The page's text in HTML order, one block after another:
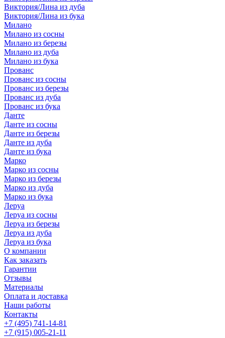
Виктория/Лина из дуба
Виктория/Лина из бука
Милано
Милано из сосны
Милано из березы
Милано из дуба
Милано из бука
Прованс
Прованс из сосны
Прованс из березы
Прованс из дуба
Прованс из бука
Данте
Данте из сосны
Данте из березы
Данте из дуба
Данте из бука
Марко
Марко из сосны
Марко из березы
Марко из дуба
Марко из бука
Леруа
Леруа из сосны
Леруа из березы
Леруа из дуба
Леруа из бука
О компании
Как заказать
Гарантии
Отзывы
Материалы
Оплата и доставка
Наши работы
Контакты
+7 (495) 741-14-81
+7 (915) 005-21-11